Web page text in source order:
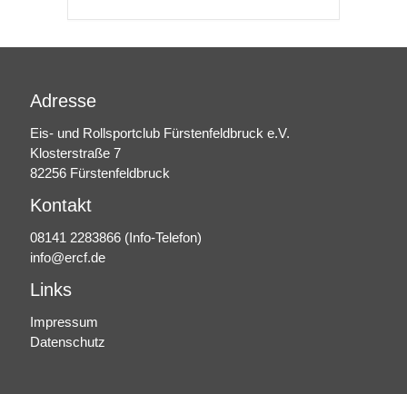
Adresse
Eis- und Rollsportclub Fürstenfeldbruck e.V.
Klosterstraße 7
82256 Fürstenfeldbruck
Kontakt
08141 2283866 (Info-Telefon)
info@ercf.de
Links
Impressum
Datenschutz